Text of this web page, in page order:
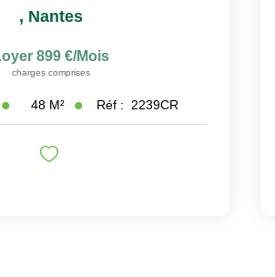
, Nantes
899 €/mois
charges comprises
48 M² Réf : 2239CR